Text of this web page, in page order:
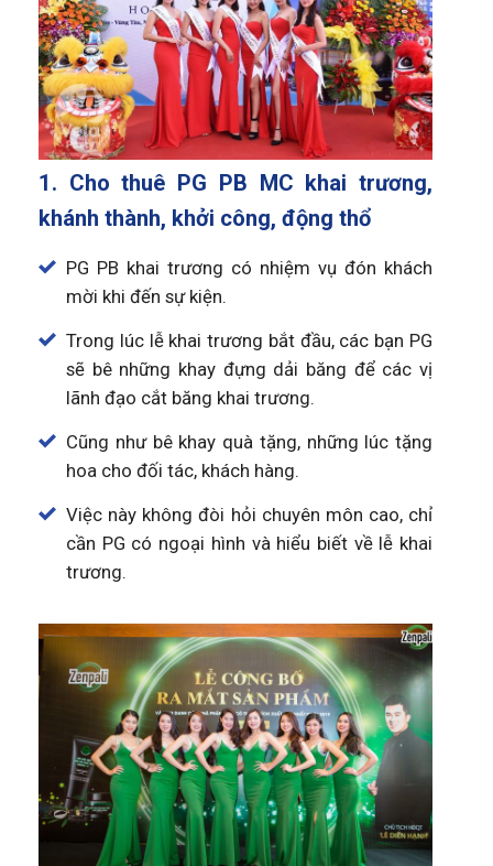
1. Cho thuê PG PB MC khai trương,
khánh thành, khởi công, động thổ
PG PB khai trương có nhiệm vụ đón khách
mời khi đến sự kiện.
Trong lúc lễ khai trương bắt đầu, các bạn PG
sẽ bê những khay đựng dải băng để các vị
lãnh đạo cắt băng khai trương.
Cũng như bê khay quà tặng, những lúc tặng
hoa cho đối tác, khách hàng.
Việc này không đòi hỏi chuyên môn cao, chỉ
cần PG có ngoại hình và hiểu biết về lễ khai
trương.